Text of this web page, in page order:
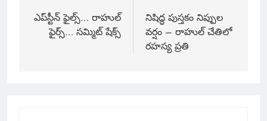
ఎప్‌స్టీన్ ఫైల్స్… రాహుల్
ఫైర్స్… సమ్మిట్ షేక్స్
నిషిద్ధ పుస్తకం నిప్పుల
వర్షం – రాహుల్ చేతిలో
రహస్య ప్రతి